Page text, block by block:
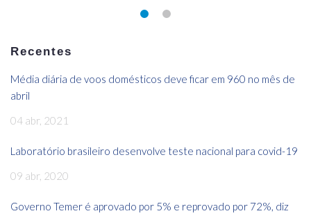
Recentes
Média diária de voos domésticos deve ficar em 960 no mês de
abril
04 abr, 2021
Laboratório brasileiro desenvolve teste nacional para covid-19
09 abr, 2020
Governo Temer é aprovado por 5% e reprovado por 72%, diz